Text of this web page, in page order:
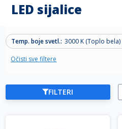
LED sijalice
FILTERI
Temp. boje svetl. 3000 K (Toplo bela)
Očisti sve filtere